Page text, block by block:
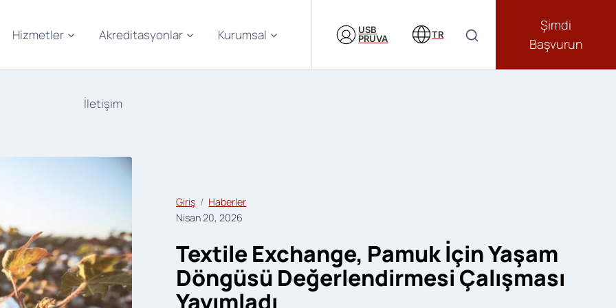
Hizmetler Akreditasyonlar Kurumsal
İletişim
USB
PRUVA
TR
Şimdi
Başvurun
Giriş
Haberler
Nisan 20, 2026
Textile Exchange, Pamuk İçin Yaşam
Döngüsü Değerlendirmesi Çalışması
Yayımladı